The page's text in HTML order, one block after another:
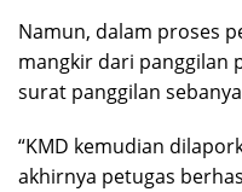
Namun, dalam proses
mangkir dari panggilan
surat panggilan
“KMD kemudian
akhirnya petugas